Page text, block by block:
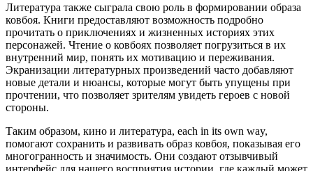
Литература также сыграла свою роль в формировании образа
ковбоя. Книги предоставляют возможность подробно
прочитать о приключениях и жизненных историях этих
персонажей. Чтение о ковбоях позволяет погрузиться в их
внутренний мир, понять их мотивацию и переживания.
Экранизации литературных произведений часто добавляют
новые детали и нюансы, которые могут быть упущены при
прочтении, что позволяет зрителям увидеть героев с новой
стороны.
Таким образом, кино и литература, each in its own way,
помогают сохранить и развивать образ ковбоя, показывая его
многогранность и значимость. Они создают отзывчивый
интерфейс для нашего восприятия истории, где каждый может